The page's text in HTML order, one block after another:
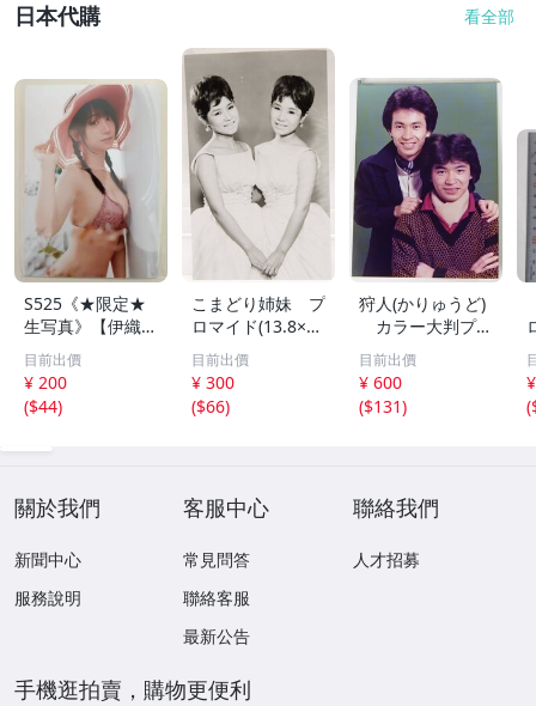
日本代購 看全部
S525《★限定★
生写真》【伊織も
え】ビッグコミッ
クスピリッツ 202
6年8月3日号 ★セ
ブンネット限定特
目前出價
¥ 200
($44)
こまどり姉妹 プ
ロマイド(13.8×8.
5cm) 1枚●bn.4
6
目前出價
¥ 300
($66)
狩人(かりゅうど)
カラー大判プロ
マイド(18×13cm)
1枚●bn.48
目前出價
¥ 600
($131)
(
關於我們
新聞中心
服務說明
客服中心
常見問答
聯絡客服
最新公告
聯絡我們
人才招募
手機逛拍賣，購物更便利